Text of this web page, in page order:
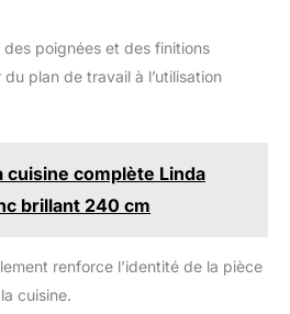
d’instructions illustrées étape
transport sécurisé, cet Îlot
intégrés pour garantir une stabilité
ensuite pour transformer cet Îlot de
de service pratique pour la salle à
[Montage Facile & Informations de
avec Rangement est conçu pour
Toutes les pièces sont numérotées
différentes.
des poignées et des finitions
plan de travail à l’utilisation
cuisine complète Linda
brillant 240 cm
renforce l’identité de la pièce
cuisine.